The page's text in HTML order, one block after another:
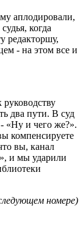
аплодировали,
когда
редакторшу,
- на этом все и
два пути. В суд
«Ну и чего же?».
компенсируете
вы, канал
и мы ударили
номере)